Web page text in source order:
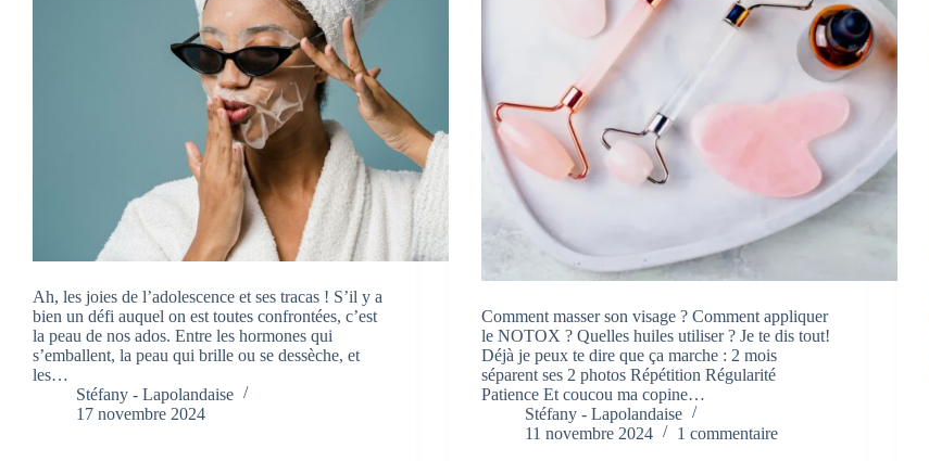
Ah, les joies de l’adolescence et ses tracas ! S’il y a
bien un défi auquel on est toutes confrontées, c’est
la peau de nos ados. Entre les hormones qui
s’emballent, la peau qui brille ou se dessèche, et
les…
Stéfany - Lapolandaise
17 novembre 2024
Comment masser son visage ? Comment appliquer
le NOTOX ? Quelles huiles utiliser ? Je te dis tout!
Déjà je peux te dire que ça marche : 2 mois
séparent ses 2 photos Répétition Régularité
Patience Et coucou ma copine…
Stéfany - Lapolandaise
11 novembre 2024
1 commentaire